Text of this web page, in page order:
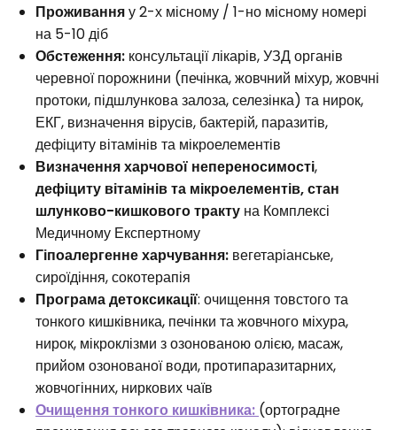
Проживанняу 2-х місному / 1-но місному номері
на 5-10 діб
Обстеження: консультації лікарів, УЗД органів
черевної порожнини (печінка, жовчний міхур, жовчні
протоки, підшлункова залоза, селезінка) та нирок,
ЕКГ, визначення вірусів, бактерій, паразитів,
дефіциту вітамінів та мікроелементів
Визначення харчової непереносимості,
дефіциту вітамінів та мікроелементів, стан
шлунково-кишкового тракту на Комплексі
Медичному Експертному
Гіпоалергенне харчування: вегетаріанське,
сироїдіння, сокотерапія
Програма детоксикації: очищення товстого та
тонкого кишківника, печінки та жовчного міхура,
нирок, мікроклізми з озонованою олією, масаж,
прийом озонованої води, протипаразитарних,
жовчогінних, ниркових чаїв
Очищення тонкого кишківника: (ортоградне